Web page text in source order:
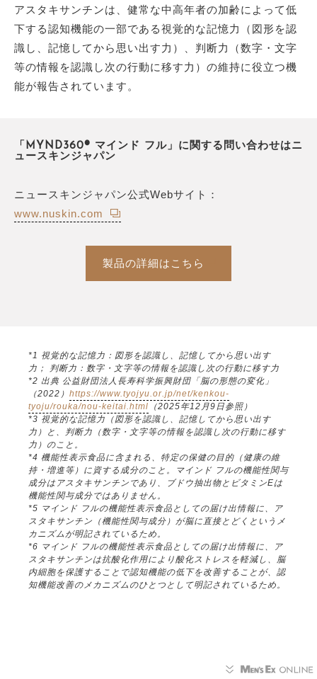
アスタキサンチンは、健常な中高年者の加齢によって低
下する認知機能の一部である視覚的な記憶力（図形を認
識し、記憶してから思い出す力）、判断力（数字・文字
等の情報を認識し次の行動に移す力）の維持に役立つ機
能が報告されています。
「MYND360® マインド フル」に関する問い合わせはニ
ュースキンジャパン
ニュースキンジャパン公式Webサイト：
www.nuskin.com
製品の詳細はこちら
*1 視覚的な記憶力：図形を認識し、記憶してから思い出す
力； 判断力：数字・文字等の情報を認識し次の行動に移す力
*2 出典 公益財団法人長寿科学振興財団「脳の形態の変化」
（2022） https://www.tyojyu.or.jp/net/kenkou-
tyoju/rouka/nou-keitai.html （2025年12月9日参照）
*3 視覚的な記憶力（図形を認識し、記憶してから思い出す
力）と、判断力（数字・文字等の情報を認識し次の行動に移す
力）のこと。
*4 機能性表示食品に含まれる、特定の保健の目的（健康の維
持・増進等）に資する成分のこと。マインド フルの機能性関与
成分はアスタキサンチンであり、ブドウ抽出物とビタミンEは
機能性関与成分ではありません。
*5 マインド フルの機能性表示食品としての届け出情報に、ア
スタキサンチン（機能性関与成分）が脳に直接とどくというメ
カニズムが明記されているため。
*6 マインド フルの機能性表示食品としての届け出情報に、ア
スタキサンチンは抗酸化作用により酸化ストレスを軽減し、脳
内細胞を保護することで認知機能の低下を改善することが、認
知機能改善のメカニズムのひとつとして明記されているため。